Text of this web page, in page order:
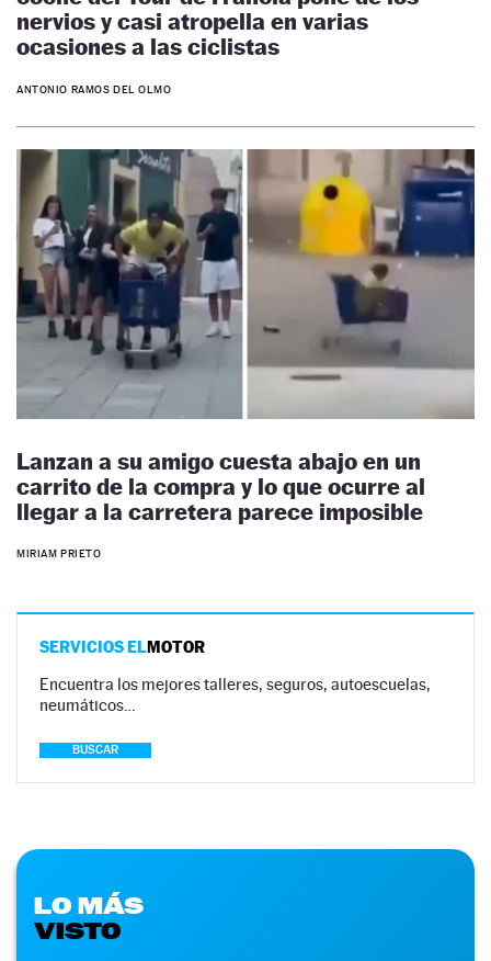
nervios y casi atropella en varias
ocasiones a las ciclistas
ANTONIO RAMOS DEL OLMO
Lanzan a su amigo cuesta abajo en un
carrito de la compra y lo que ocurre al
llegar a la carretera parece imposible
MIRIAM PRIETO
SERVICIOS ELMOTOR
Encuentra los mejores talleres, seguros, autoescuelas,
neumáticos…
BUSCAR
LO MÁS
VISTO